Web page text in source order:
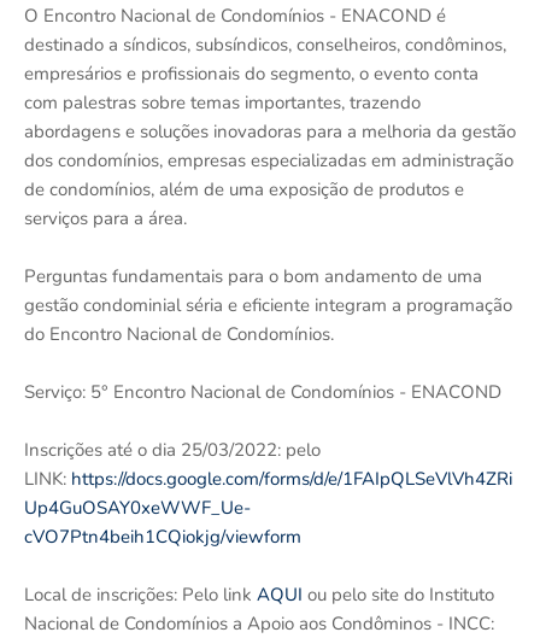
O Encontro Nacional de Condomínios - ENACOND é
destinado a síndicos, subsíndicos, conselheiros, condôminos,
empresários e profissionais do segmento, o evento conta
com palestras sobre temas importantes, trazendo
abordagens e soluções inovadoras para a melhoria da gestão
dos condomínios, empresas especializadas em administração
de condomínios, além de uma exposição de produtos e
serviços para a área.
Perguntas fundamentais para o bom andamento de uma
gestão condominial séria e eficiente integram a programação
do Encontro Nacional de Condomínios.
Serviço: 5° Encontro Nacional de Condomínios - ENACOND
Inscrições até o dia 25/03/2022: pelo
LINK: https://docs.google.com/forms/d/e/1FAIpQLSeVlVh4ZRi
Up4GuOSAY0xeWWF_Ue-
cVO7Ptn4beih1CQiokjg/viewform
Local de inscrições: Pelo link AQUI ou pelo site do Instituto
Nacional de Condomínios a Apoio aos Condôminos - INCC: